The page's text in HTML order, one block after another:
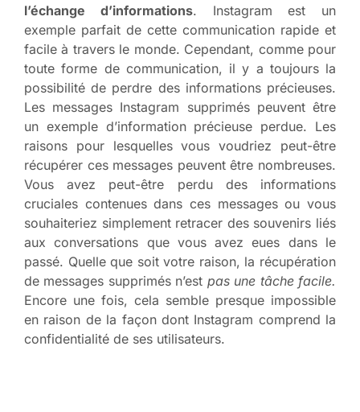
l’échange d’informations. Instagram est un
exemple parfait de cette communication rapide et
facile à travers le monde. Cependant, comme pour
toute forme de communication, il y a toujours la
possibilité de perdre des informations précieuses.
Les messages Instagram supprimés peuvent être
un exemple d’information précieuse perdue. Les
raisons pour lesquelles vous voudriez peut-être
récupérer ces messages peuvent être nombreuses.
Vous avez peut-être perdu des informations
cruciales contenues dans ces messages ou vous
souhaiteriez simplement retracer des souvenirs liés
aux conversations que vous avez eues dans le
passé. Quelle que soit votre raison, la récupération
de messages supprimés n’est pas une tâche facile.
Encore une fois, cela semble presque impossible
en raison de la façon dont Instagram comprend la
confidentialité de ses utilisateurs.